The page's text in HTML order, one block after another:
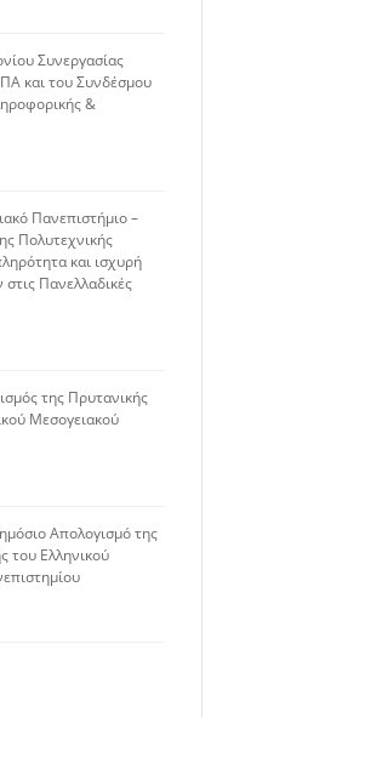
Συνεργασίας
και του Συνδέσμου
&
Πανεπιστήμιο –
Πολυτεχνικής
και ισχυρή
Πανελλαδικές
της Πρυτανικής
Μεσογειακού
Απολογισμό της
του Ελληνικού